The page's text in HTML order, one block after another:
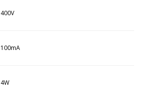
400V
100mA
4W